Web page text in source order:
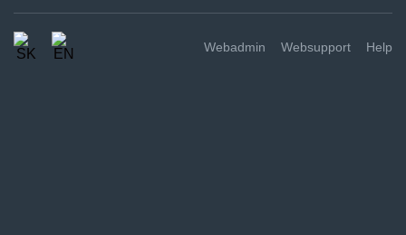
Webadmin Websupport Help